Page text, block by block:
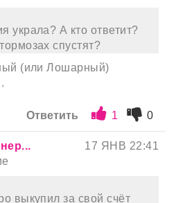
украла? А кто ответит?
спустят?
(или Лошарный)
Ответить 1 0
17 ЯНВ 22:41
выкупил за свой счёт